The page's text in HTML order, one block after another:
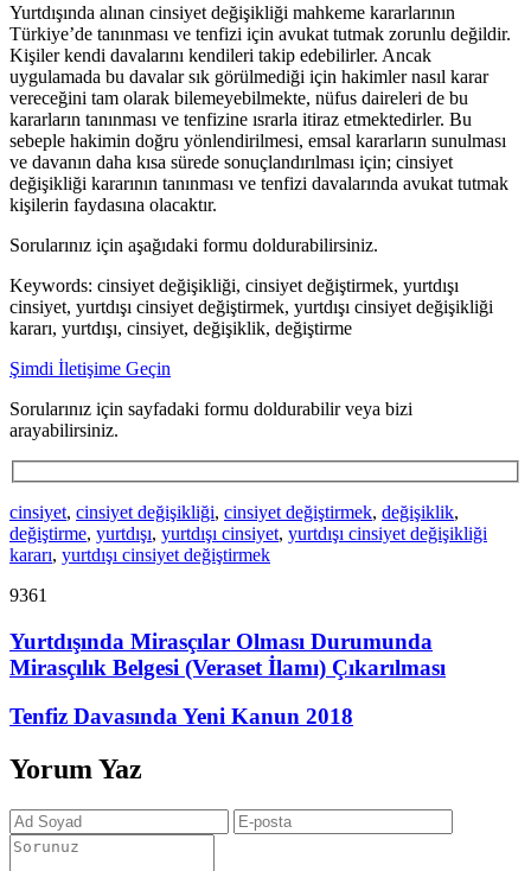
Yurtdışında alınan cinsiyet değişikliği mahkeme kararlarının
Türkiye’de tanınması ve tenfizi için avukat tutmak zorunlu değildir.
Kişiler kendi davalarını kendileri takip edebilirler. Ancak
uygulamada bu davalar sık görülmediği için hakimler nasıl karar
vereceğini tam olarak bilemeyebilmekte, nüfus daireleri de bu
kararların tanınması ve tenfizine ısrarla itiraz etmektedirler. Bu
sebeple hakimin doğru yönlendirilmesi, emsal kararların sunulması
ve davanın daha kısa sürede sonuçlandırılması için; cinsiyet
değişikliği kararının tanınması ve tenfizi davalarında avukat tutmak
kişilerin faydasına olacaktır.
Sorularınız için aşağıdaki formu doldurabilirsiniz.
Keywords: cinsiyet değişikliği, cinsiyet değiştirmek, yurtdışı
cinsiyet, yurtdışı cinsiyet değiştirmek, yurtdışı cinsiyet değişikliği
kararı, yurtdışı, cinsiyet, değişiklik, değiştirme
Şimdi İletişime Geçin
Sorularınız için sayfadaki formu doldurabilir veya bizi
arayabilirsiniz.
cinsiyet, cinsiyet değişikliği, cinsiyet değiştirmek, değişiklik,
değiştirme, yurtdışı, yurtdışı cinsiyet, yurtdışı cinsiyet değişikliği
kararı, yurtdışı cinsiyet değiştirmek
9361
Yurtdışında Mirasçılar Olması Durumunda
Mirasçılık Belgesi (Veraset İlamı) Çıkarılması
Tenfiz Davasında Yeni Kanun 2018
Yorum Yaz